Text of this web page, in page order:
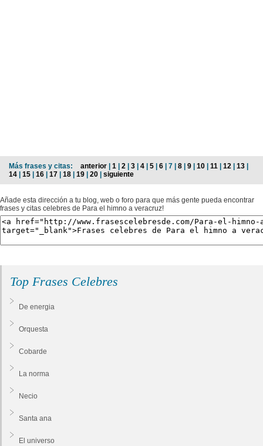
Más frases y citas: anterior | 1 | 2 | 3 | 4 | 5 | 6 | 7 | 8 | 9 | 10 | 11 | 12 | 13 |
14 | 15 | 16 | 17 | 18 | 19 | 20 | siguiente
Añade esta dirección a tu blog, web o foro para que más gente pueda encontrar
frases y citas celebres de Para el himno a veracruz!
Top Frases Celebres
De energia
Orquesta
Cobarde
La norma
Necio
Santa ana
El universo